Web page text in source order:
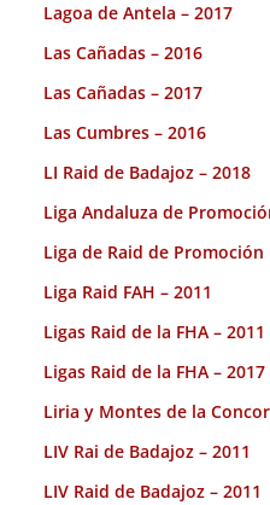
Lagoa de Antela – 2017
Las Cañadas – 2016
Las Cañadas – 2017
Las Cumbres – 2016
LI Raid de Badajoz – 2018
Liga Andaluza de
Liga de Raid de Promoción
Liga Raid FAH – 2011
Ligas Raid de la FHA – 2011
Ligas Raid de la FHA – 2017
Liria y Montes de la
LIV Rai de Badajoz – 2011
LIV Raid de Badajoz – 2011